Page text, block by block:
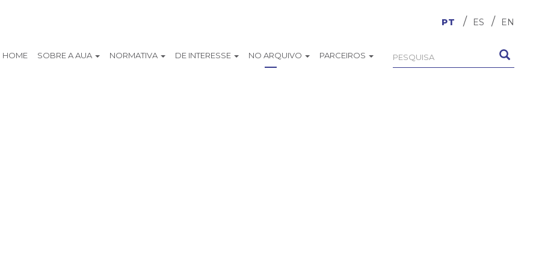
EN
ES
PT
HOME SOBRE A AUA NORMATIVA DE INTERESSE NO ARQUIVO PARCEIROS